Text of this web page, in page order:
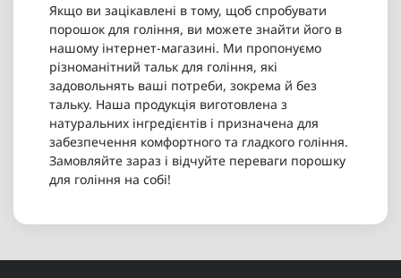
Якщо ви зацікавлені в тому, щоб спробувати
порошок для гоління, ви можете знайти його в
нашому інтернет-магазині. Ми пропонуємо
різноманітний тальк для гоління, які
задовольнять ваші потреби, зокрема й без
тальку. Наша продукція виготовлена з
натуральних інгредієнтів і призначена для
забезпечення комфортного та гладкого гоління.
Замовляйте зараз і відчуйте переваги порошку
для гоління на собі!